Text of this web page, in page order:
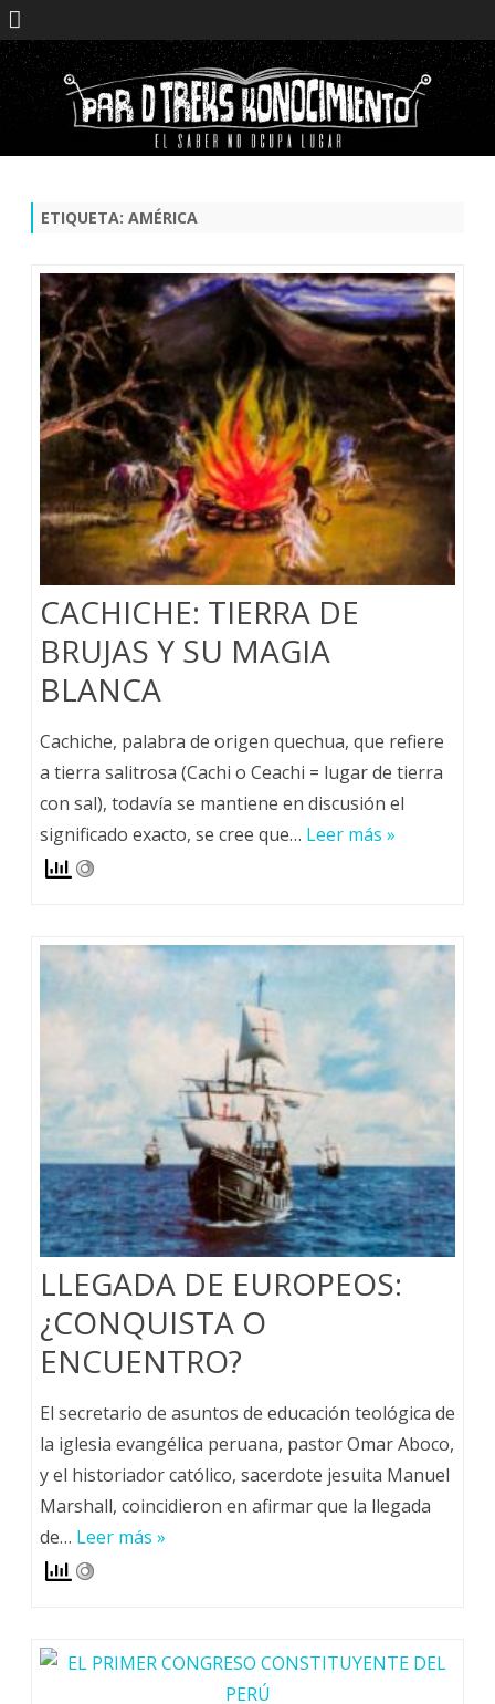
Saltar
ETIQUETA: AMÉRICA
CACHICHE: TIERRA DE
BRUJAS Y SU MAGIA
BLANCA
Cachiche, palabra de origen quechua, que refiere
a tierra salitrosa (Cachi o Ceachi = lugar de tierra
con sal), todavía se mantiene en discusión el
significado exacto, se cree que… Leer más »
LLEGADA DE EUROPEOS:
¿CONQUISTA O
ENCUENTRO?
El secretario de asuntos de educación teológica de
la iglesia evangélica peruana, pastor Omar Aboco,
y el historiador católico, sacerdote jesuita Manuel
Marshall, coincidieron en afirmar que la llegada
de… Leer más »